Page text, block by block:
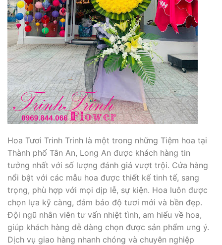
Hoa Tươi Trinh Trinh là một trong những Tiệm hoa tại
Thành phố Tân An, Long An được khách hàng tin
tưởng nhất với số lượng đánh giá vượt trội. Cửa hàng
nổi bật với các mẫu hoa được thiết kế tinh tế, sang
trọng, phù hợp với mọi dịp lễ, sự kiện. Hoa luôn được
chọn lựa kỹ càng, đảm bảo độ tươi mới và bền đẹp.
Đội ngũ nhân viên tư vấn nhiệt tình, am hiểu về hoa,
giúp khách hàng dễ dàng chọn được sản phẩm ưng ý.
Dịch vụ giao hàng nhanh chóng và chuyên nghiệp